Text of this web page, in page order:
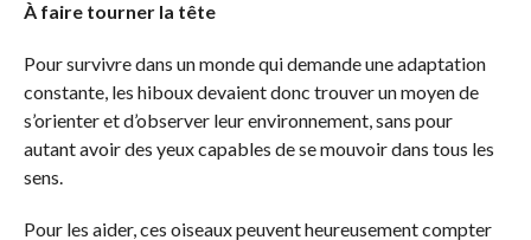
À faire tourner la tête
Pour survivre dans un monde qui demande une adaptation
constante, les hiboux devaient donc trouver un moyen de
s’orienter et d’observer leur environnement, sans pour
autant avoir des yeux capables de se mouvoir dans tous les
sens.
Pour les aider, ces oiseaux peuvent heureusement compter